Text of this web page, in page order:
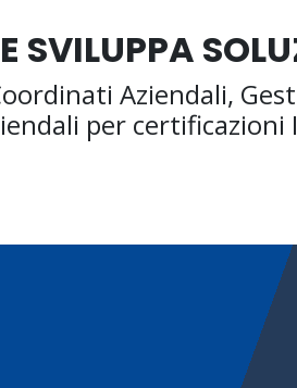
SVILUPPA
Aziendali,
per certificazioni